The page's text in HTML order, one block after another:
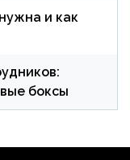
и как
боксы